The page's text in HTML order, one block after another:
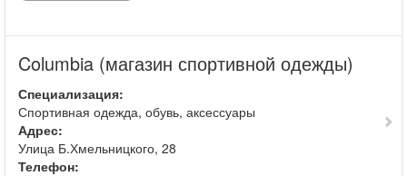
Columbia (магазин спортивной одежды)
Специализация:
Спортивная одежда, обувь, аксессуары
Адрес:
Улица Б.Хмельницкого, 28
Телефон: